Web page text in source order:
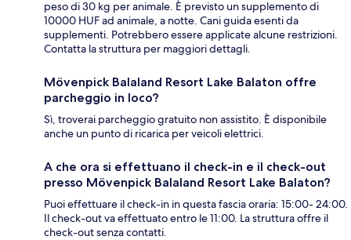
peso di 30 kg per animale. È previsto un supplemento di
10000 HUF ad animale, a notte. Cani guida esenti da
supplementi. Potrebbero essere applicate alcune restrizioni.
Contatta la struttura per maggiori dettagli.
Mövenpick Balaland Resort Lake Balaton offre
parcheggio in loco?
Sì, troverai parcheggio gratuito non assistito. È disponibile
anche un punto di ricarica per veicoli elettrici.
A che ora si effettuano il check-in e il check-out
presso Mövenpick Balaland Resort Lake Balaton?
Puoi effettuare il check-in in questa fascia oraria: 15:00- 24:00.
Il check-out va effettuato entro le 11:00. La struttura offre il
check-out senza contatti.